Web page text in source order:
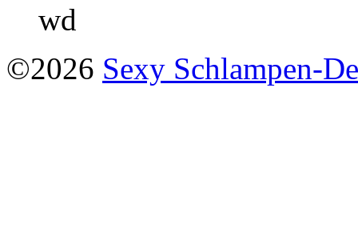
wd
©2026 Sexy Schlampen-